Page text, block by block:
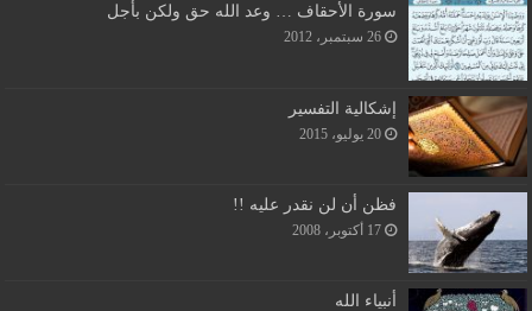
سورة الأحقاف … وعد الله حق ولكن بأجل
26 سبتمبر، 2012
إشكالية التفسير
20 يوليو، 2015
فظن أن لن نقدر عليه !!
17 أكتوبر، 2008
أنبياء الله